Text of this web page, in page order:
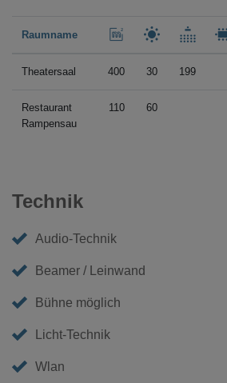
Raumname
Theatersaal 400 30 199
Restaurant
Rampensau
110 60
Technik
Audio-Technik
Beamer / Leinwand
Bühne möglich
Licht-Technik
Wlan